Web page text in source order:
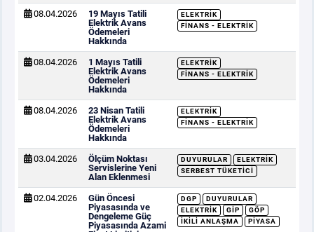
08.04.2026
19 Mayıs Tatili
Elektrik Avans
Ödemeleri
Hakkında
ELEKTRIK
FINANS - ELEKTRIK
08.04.2026
1 Mayıs Tatili
Elektrik Avans
Ödemeleri
Hakkında
ELEKTRIK
FINANS - ELEKTRIK
08.04.2026
23 Nisan Tatili
Elektrik Avans
Ödemeleri
Hakkında
ELEKTRIK
FINANS - ELEKTRIK
03.04.2026
Ölçüm Noktası
Servislerine Yeni
Alan Eklenmesi
DUYURULAR
ELEKTRIK
SERBEST TÜKETICI
02.04.2026
Gün Öncesi
Piyasasında ve
Dengeleme Güç
Piyasasında Azami
DGP
DUYURULAR
ELEKTRIK
GİP
GÖP
İKILI ANLAŞMA
PIYASA